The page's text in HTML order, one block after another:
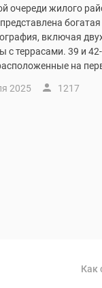
очереди жилого
богатая
включая
с террасами. 39 и
на
2025 1217
Как